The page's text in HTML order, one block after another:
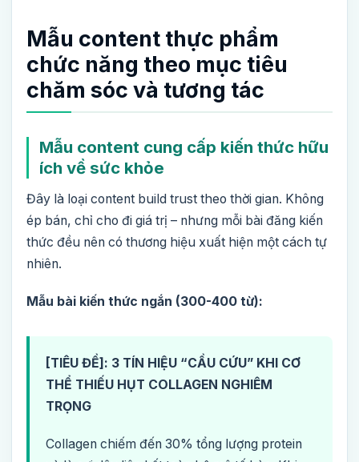
Mẫu content thực phẩm
chức năng theo mục tiêu
chăm sóc và tương tác
Mẫu content cung cấp kiến thức hữu
ích về sức khỏe
Đây là loại content build trust theo thời gian. Không
ép bán, chỉ cho đi giá trị – nhưng mỗi bài đăng kiến
thức đều nên có thương hiệu xuất hiện một cách tự
nhiên.
Mẫu bài kiến thức ngắn (300-400 từ):
[TIÊU ĐỀ]: 3 TÍN HIỆU “CẦU CỨU” KHI CƠ
THỂ THIẾU HỤT COLLAGEN NGHIÊM
TRỌNG
Collagen chiếm đến 30% tổng lượng protein